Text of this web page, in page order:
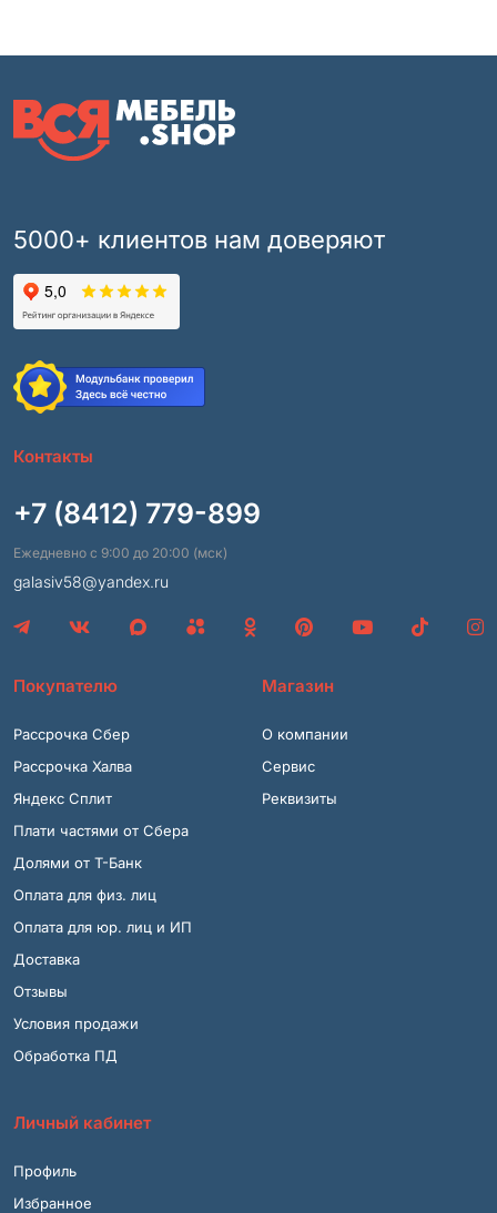
5000+ клиентов нам доверяют
Контакты
+7 (8412) 779-899
Ежедневно с 9:00 до 20:00 (мск)
galasiv58@yandex.ru
Покупателю
Рассрочка Сбер
Рассрочка Халва
Яндекс Сплит
Плати частями от Сбера
Долями от Т-Банк
Оплата для физ. лиц
Оплата для юр. лиц и ИП
Доставка
Отзывы
Условия продажи
Обработка ПД
Магазин
О компании
Сервис
Реквизиты
Личный кабинет
Профиль
Избранное